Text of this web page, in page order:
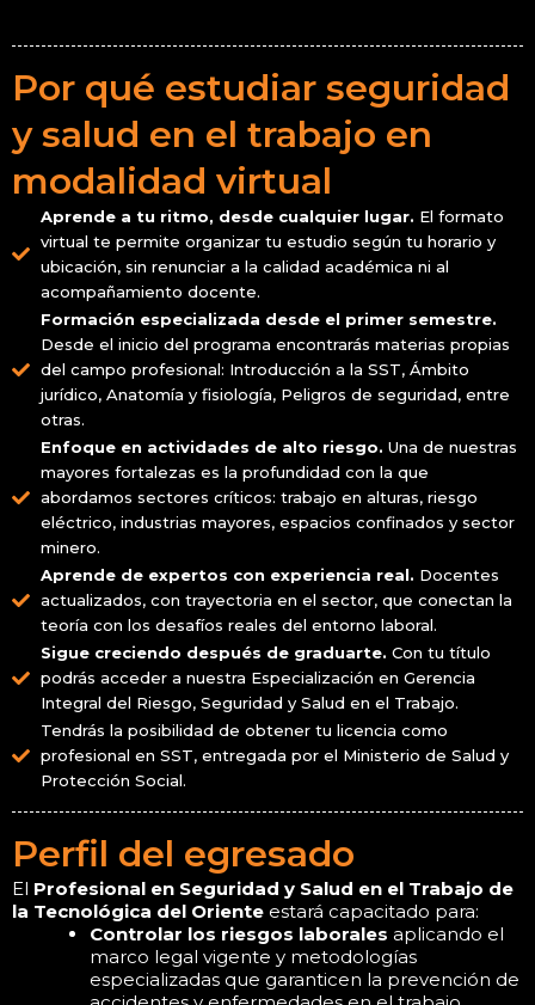
Por qué estudiar seguridad
y salud en el trabajo en
modalidad virtual
Aprende a tu ritmo, desde cualquier lugar. El formato
virtual te permite organizar tu estudio según tu horario y
ubicación, sin renunciar a la calidad académica ni al
acompañamiento docente.
Formación especializada desde el primer semestre.
Desde el inicio del programa encontrarás materias propias
del campo profesional: Introducción a la SST, Ámbito
jurídico, Anatomía y fisiología, Peligros de seguridad, entre
otras.
Enfoque en actividades de alto riesgo. Una de nuestras
mayores fortalezas es la profundidad con la que
abordamos sectores críticos: trabajo en alturas, riesgo
eléctrico, industrias mayores, espacios confinados y sector
minero.
Aprende de expertos con experiencia real. Docentes
actualizados, con trayectoria en el sector, que conectan la
teoría con los desafíos reales del entorno laboral.
Sigue creciendo después de graduarte. Con tu título
podrás acceder a nuestra Especialización en Gerencia
Integral del Riesgo, Seguridad y Salud en el Trabajo.
Tendrás la posibilidad de obtener tu licencia como
profesional en SST, entregada por el Ministerio de Salud y
Protección Social.
Perfil del egresado
El Profesional en Seguridad y Salud en el Trabajo de
la Tecnológica del Oriente estará capacitado para:
Controlar los riesgos laborales aplicando el
marco legal vigente y metodologías
especializadas que garanticen la prevención de